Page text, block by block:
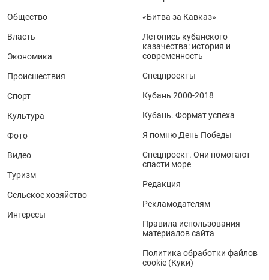
Общество
Власть
Экономика
Происшествия
Спорт
Культура
Фото
Видео
Туризм
Сельское хозяйство
Интересы
«Битва за Кавказ»
Летопись кубанского
казачества: история и
современность
Спецпроекты
Кубань 2000-2018
Кубань. Формат успеха
Я помню День Победы
Спецпроект. Они помогают
спасти море
Редакция
Рекламодателям
Правила использования
материалов сайта
Политика обработки файлов
cookie (Куки)